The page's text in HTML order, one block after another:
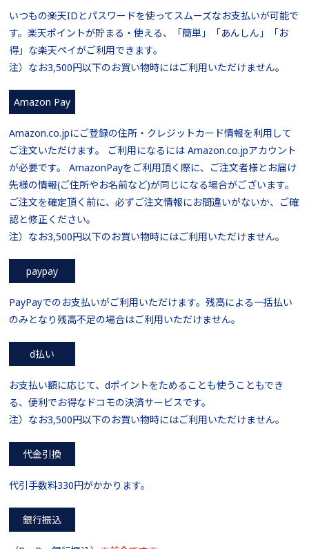
いつもの楽天IDとパスワードを使ってスムーズなお支払いが可能で
す。楽天ポイントが貯まる・使える、「簡単」「あんしん」「お
得」な楽天ペイがご利用できます。
注）なお3,500円以下のお買い物時にはご利用いただけません。
Amazon Pay
Amazon.co.jpにご登録の住所・クレジットカード情報を利用して
ご注文いただけます。 ご利用になるには Amazon.co.jpアカウント
が必要です。 AmazonPayをご利用頂く際に、ご注文者様とお届け
先様の情報(ご住所やお名前など)が同じになる場合がございます。
ご注文を確定頂く前に、必ずご注文情報にお間違いがないか、ご確
認と修正ください。
注）なお3,500円以下のお買い物時にはご利用いただけません。
paypay
PayPayでのお支払いがご利用いただけます。残高による一括払い
のみとなり残高不足の場合はご利用いただけません。
d払い
お支払い額に応じて、dポイントをためることも使うこともでき
る、便利でお得なドコモの決済サービスです。
注）なお3,500円以下のお買い物時にはご利用いただけません。
代金引換
代引手数料330円がかかります。
銀行振込